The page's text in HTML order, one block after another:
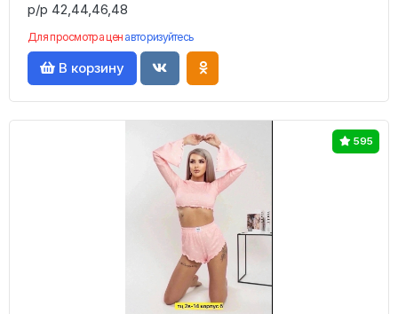
р/р 42,44,46,48
Для просмотра цен авторизуйтесь
В корзину
595